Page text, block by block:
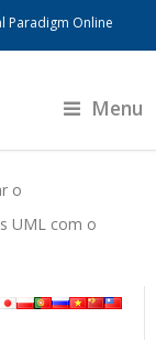
Paradigm Online
Menu
o
UML com o